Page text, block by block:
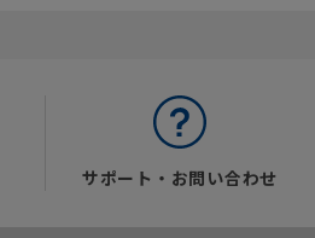
サポート・お問い合わせ